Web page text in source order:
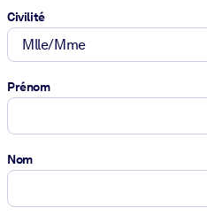
Civilité
Prénom
Nom